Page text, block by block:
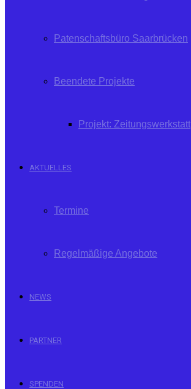
Patenschaftsbüro Saarbrücken
Beendete Projekte
Projekt: Zeitungswerkstatt
AKTUELLES
Termine
Regelmäßige Angebote
NEWS
PARTNER
SPENDEN